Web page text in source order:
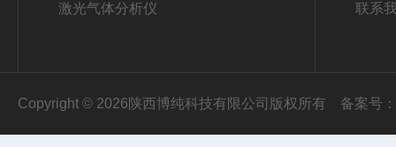
激光气体分析仪 联系
Copyright © 2026陕西博纯科技有限公司版权所有 备案号